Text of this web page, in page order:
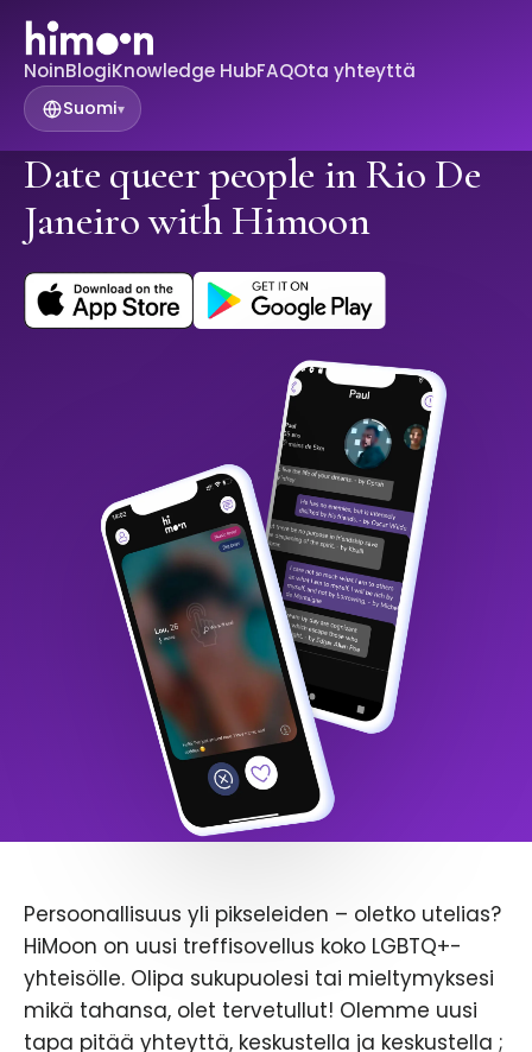
NoinBlogiKnowledge HubFAQOta yhteyttä
Suomi▾
Date queer people in Rio De
Janeiro with Himoon
Persoonallisuus yli pikseleiden – oletko utelias?
HiMoon on uusi treffisovellus koko LGBTQ+-
yhteisölle. Olipa sukupuolesi tai mieltymyksesi
mikä tahansa, olet tervetullut! Olemme uusi
tapa pitää yhteyttä, keskustella ja keskustella ;